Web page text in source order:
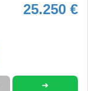
25.250 €
➜